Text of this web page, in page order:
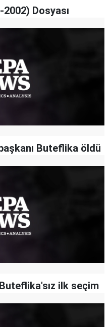
Dosyası
Buteflika öldü
ilk seçim